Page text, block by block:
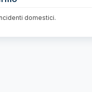
domestici.